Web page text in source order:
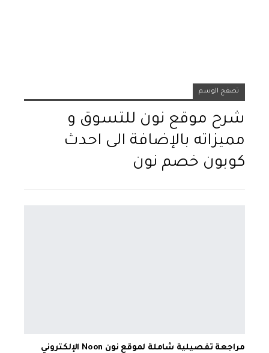
تصفح الوسم
شرح موقع نون للتسوق و
مميزاته بالإضافة الى احدث
كوبون خصم نون
مراجعة تفصيلية شاملة لموقع نون Noon الإلكتروني